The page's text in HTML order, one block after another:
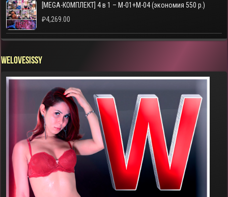
[MEGA-КОМПЛЕКТ] 4 в 1 – M-01+M-04 (экономия 550 р.)
₽4,269.00
WELOVESISSY